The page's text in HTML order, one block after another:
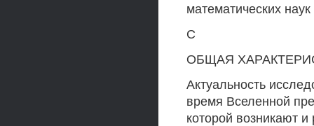
математических
С
ОБЩАЯ
Актуальность
время Вселенной
которой возникают